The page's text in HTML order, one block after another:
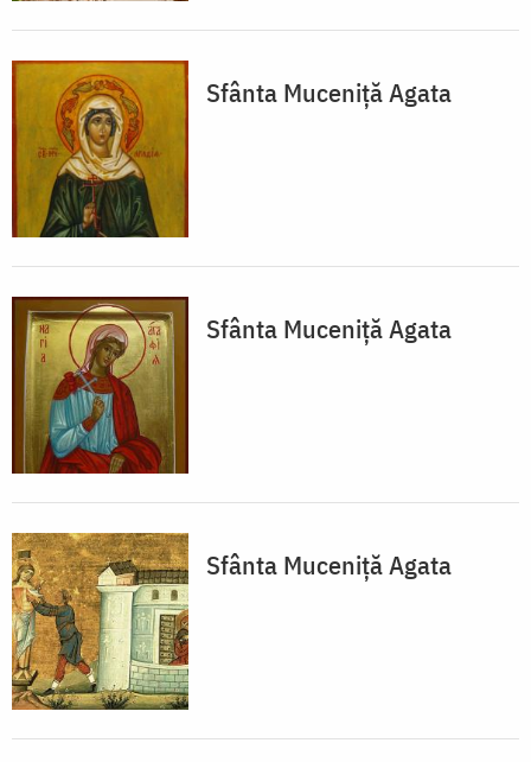
Sfânta Muceniță Agata
Sfânta Muceniță Agata
Sfânta Muceniță Agata